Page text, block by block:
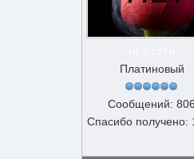
Платиновый
Сообщений: 806
Спасибо получено: